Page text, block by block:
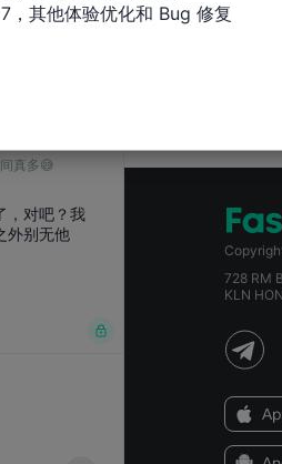
728 RM
KLN
7，其他体验优化和 Bug 修复